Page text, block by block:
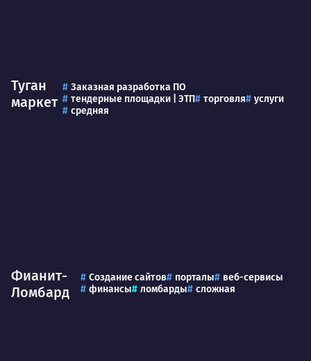
Туган
маркет
Заказная разработка ПО
тендерные площадки | ЭТП
торговля
услуги
средняя
Фианит-
Ломбард
Создание сайтов порталы
веб-сервисы
финансы
ломбарды сложная